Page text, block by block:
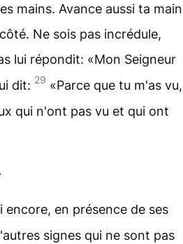
mains. Avance aussi ta main
Ne sois pas incrédule,
lui répondit: «Mon Seigneur
dit: 29 «Parce que tu m'as vu,
qui n'ont pas vu et qui ont
encore, en présence de ses
signes qui ne sont pas